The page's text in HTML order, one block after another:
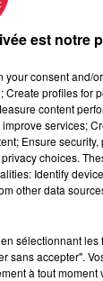
dans la
formation des
et ses
3 avec
à elles ont
le rugby
est notre
consent and/
profiles for
content
services;
Ensure
choices.
Identify
other data
sélectionnant
sans accepter".
à tout